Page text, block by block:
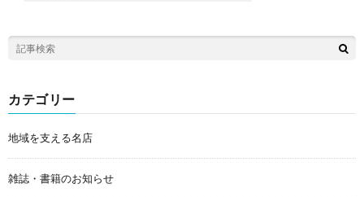
カテゴリー
地域を支える名店
雑誌・書籍のお知らせ